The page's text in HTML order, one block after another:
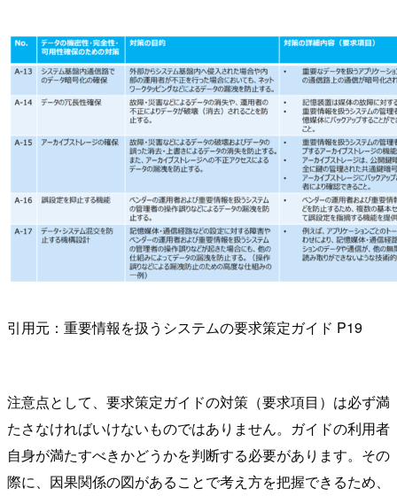
引用元：重要情報を扱うシステムの要求策定ガイド P19
注意点として、要求策定ガイドの対策（要求項目）は必ず満
たさなければいけないものではありません。ガイドの利用者
自身が満たすべきかどうかを判断する必要があります。その
際に、因果関係の図があることで考え方を把握できるため、